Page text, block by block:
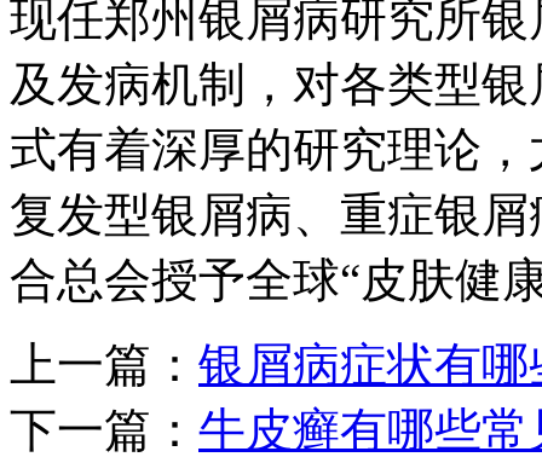
现任郑州银屑病研究所
及发病机制，对各类型
式有着深厚的研究理论
复发型银屑病、重症银
合总会授予全球“皮肤健
上一篇： 银屑病症状有哪
下一篇： 牛皮癣有哪些